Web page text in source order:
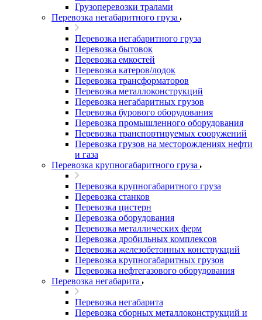
Грузоперевозки тралами
Перевозка негабаритного груза
Перевозка негабаритного груза
Перевозка бытовок
Перевозка емкостей
Перевозка катеров/лодок
Перевозка трансформаторов
Перевозка металлоконструкций
Перевозка негабаритных грузов
Перевозка бурового оборудования
Перевозка промышленного оборудования
Перевозка транспортируемых сооружений
Перевозка грузов на месторождениях нефти
и газа
Перевозка крупногабаритного груза
Перевозка крупногабаритного груза
Перевозка станков
Перевозка цистерн
Перевозка оборудования
Перевозка металлических ферм
Перевозка дробильных комплексов
Перевозка железобетонных конструкций
Перевозка крупногабаритных грузов
Перевозка нефтегазового оборудования
Перевозка негабарита
Перевозка негабарита
Перевозка сборных металлоконструкций и